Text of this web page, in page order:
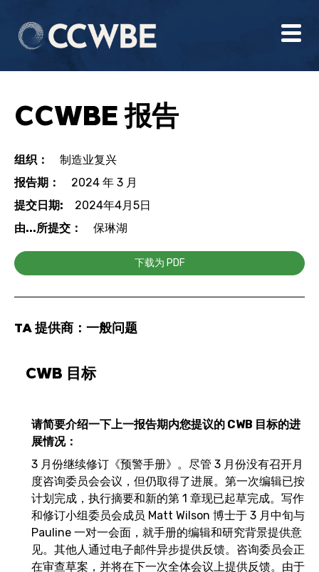
CCWBE 报告
组织：
制造业复兴
报告期：
2024 年 3 月
提交日期:
2024年4月5日
由...所提交：
保琳湖
下载为 PDF
TA 提供商：一般问题
CWB 目标
请简要介绍一下上一报告期内您提议的 CWB 目标的进
展情况：
3 月份继续修订《预警手册》。尽管 3 月份没有召开月
度咨询委员会会议，但仍取得了进展。第一次编辑已按
计划完成，执行摘要和新的第 1 章现已起草完成。写作
和修订小组委员会成员 Matt Wilson 博士于 3 月中旬与
Pauline 一对一会面，就手册的编辑和研究背景提供意
见。其他人通过电子邮件异步提供反馈。咨询委员会正
在审查草案，并将在下一次全体会议上提供反馈。由于